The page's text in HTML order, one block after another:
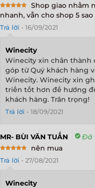
Rated5
out of 5
Shop giao nhầm
nhanh, vẫn cho shop 5
Trả lời • 16/09/2021
Winecity
Winecity xin chân thành
góp từ Quý khách hàng
Winecity. Winecity xin
triển tốt hơn để hướng
khách hàng. Trân trọng!
Trả lời • 18/09/2021
MR- BÙI VĂN TUẤN Đã
out of 5
nên mua
Trả lời • 27/08/2021
Winecity